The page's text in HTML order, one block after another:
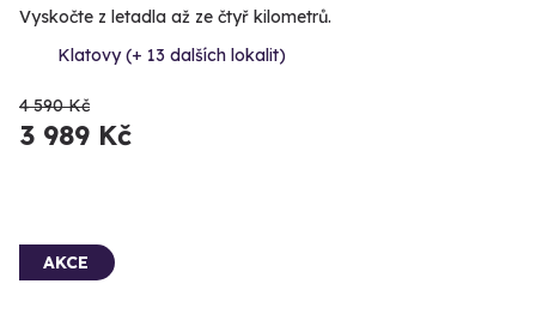
Vyskočte z letadla až ze čtyř kilometrů.
Klatovy (+ 13 dalších lokalit)
4 590 Kč
3 989 Kč
AKCE